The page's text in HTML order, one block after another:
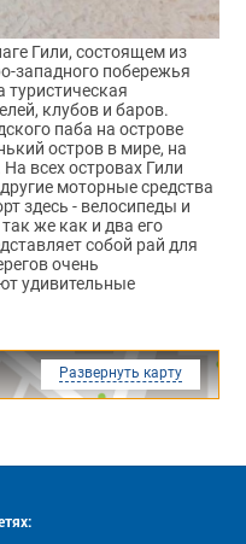
Гили, состоящем из
западного побережья
туристическая
клубов и баров.
паба на острове
остров в мире, на
всех островах Гили
моторные средства
здесь - велосипеды и
же как и два его
собой рай для
очень
удивительные
Развернуть карту